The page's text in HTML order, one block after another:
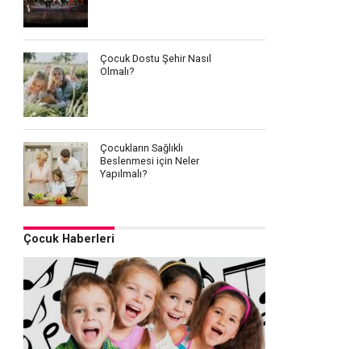
Çocuk Dostu Şehir Nasıl
Olmalı?
Çocukların Sağlıklı
Beslenmesi için Neler
Yapılmalı?
Çocuk Haberleri